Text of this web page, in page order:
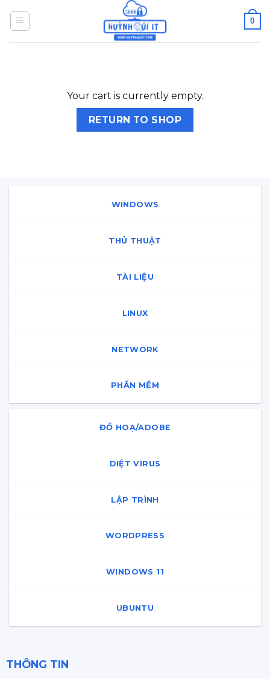
0
Your cart is currently empty.
RETURN TO SHOP
WINDOWS
THỦ THUẬT
TÀI LIỆU
LINUX
NETWORK
PHẦN MỀM
ĐỒ HOẠ/ADOBE
DIỆT VIRUS
LẬP TRÌNH
WORDPRESS
WINDOWS 11
UBUNTU
THÔNG TIN